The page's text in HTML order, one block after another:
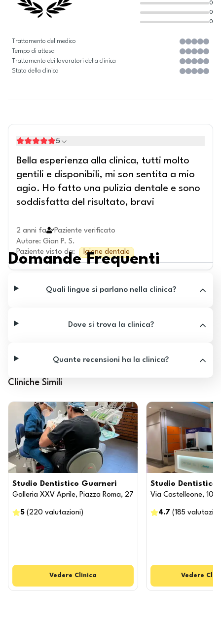
0
0
0
Trattamento del medico
Tempo di attesa
Trattamento dei lavoratori della clinica
Stato della clinica
5
Bella esperienza alla clinica, tutti molto
gentili e disponibili, mi son sentita a mio
agio. Ho fatto una pulizia dentale e sono
soddisfatta del risultato, bravi
2 anni fa
Paziente verificato
Autore: Gian P. S.
Paziente visto da: Igiene dentale
Domande Frequenti
Quali lingue si parlano nella clinica?
Dove si trova la clinica?
Quante recensioni ha la clinica?
Cliniche Simili
Studio Dentistico Guarneri
Galleria XXV Aprile, Piazza Roma, 27
5 ( 220 valutazioni )
Vedere Clinica
Studio Dentistico
Via Castelleone, 108
4.7 (185
Vedere